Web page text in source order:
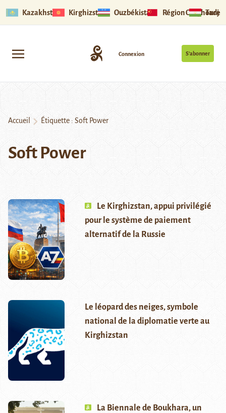
Kazakhstan Kirghizstan Ouzbékistan Région Ouïghoure
S’abonner
Connexion
Accueil Étiquette : Soft Power
Soft Power
Le Kirghizstan, appui privilégié
pour le système de paiement
alternatif de la Russie
Le léopard des neiges, symbole
national de la diplomatie verte au
Kirghizstan
La Biennale de Boukhara, un